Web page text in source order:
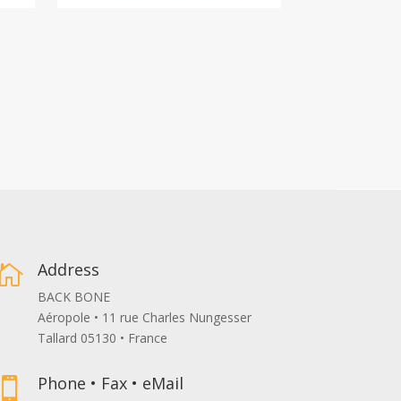
Address
BACK BONE
Aéropole • 11 rue Charles Nungesser
Tallard 05130 • France
 Phone • Fax • eMail